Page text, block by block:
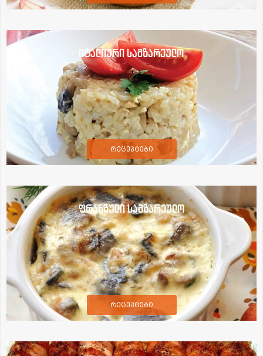
იტალიური სამზარეულო
რეცეპტები
ფრანგული სამზარეულო
რეცეპტები